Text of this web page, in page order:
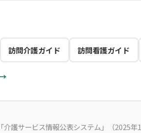
訪問介護ガイド 訪問看護ガイド
→
護サービス情報公表システム」（2025